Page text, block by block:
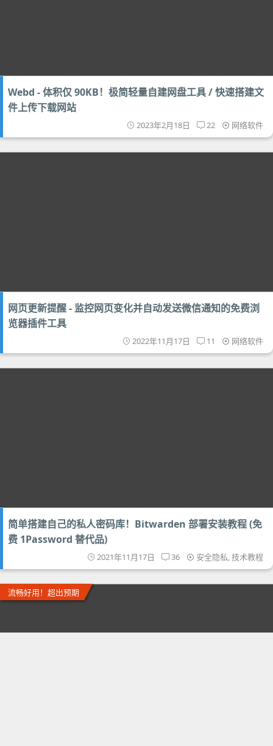
Webd - 体积仅 90KB！极简轻量自建网盘工具 / 快速搭建文
件上传下载网站
2023年2月18日 22 网络软件
网页更新提醒 - 监控网页变化并自动发送微信通知的免费浏
览器插件工具
2022年11月17日 11 网络软件
简单搭建自己的私人密码库！Bitwarden 部署安装教程 (免
费 1Password 替代品)
2021年11月17日 36 安全隐私,技术教程
流畅好用！超出预期